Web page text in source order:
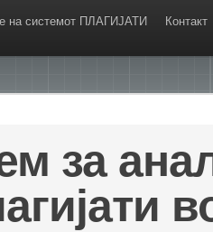
на системот ПЛАГИЈАТИ Контакт
за